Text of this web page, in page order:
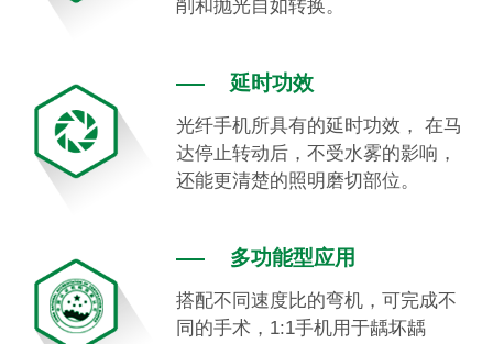
削和抛光自如转换。
延时功效
光纤手机所具有的延时功效， 在马
达停止转动后，不受水雾的影响，
还能更清楚的照明磨切部位。
多功能型应用
搭配不同速度比的弯机，可完成不
同的手术，1:1手机用于龋坏龋